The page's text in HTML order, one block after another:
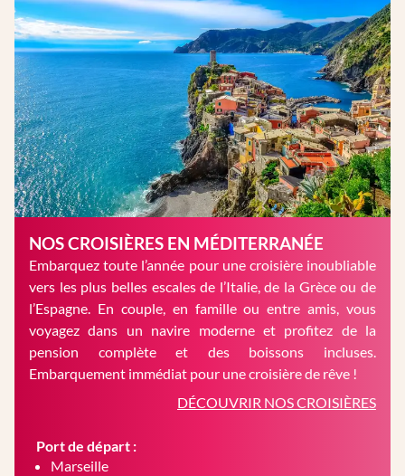
NOS CROISIÈRES EN MÉDITERRANÉE
Embarquez toute l’année pour une croisière inoubliable
vers les plus belles escales de l’Italie, de la Grèce ou de
l’Espagne. En couple, en famille ou entre amis, vous
voyagez dans un navire moderne et profitez de la
pension complète et des boissons incluses.
Embarquement immédiat pour une croisière de rêve !
DÉCOUVRIR NOS CROISIÈRES
Port de départ :
Marseille